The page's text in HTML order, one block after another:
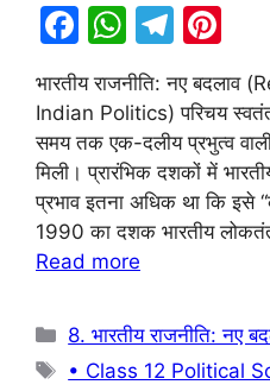
F
c
e
b
o
o
W
h
at
s
A
p
p
T
e
gr
a
m
nt
er
e
st
भारतीय राजनीति: नए
Indian Politics) परिचय
समय तक एक-दलीय प्रभुत्व
मिली। प्रारंभिक दशकों में
प्रभाव इतना अधिक था कि इसे
1990 का दशक भारतीय
Read more
Categories
8. भारतीय राजनीति: नए
Tags
• Class 12 Political